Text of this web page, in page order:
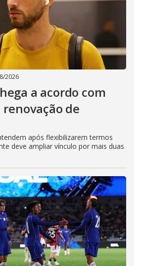
2026
a acordo com
de
após flexibilizarem termos
deve ampliar vínculo por mais duas